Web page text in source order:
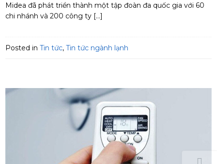
Midea đã phát triển thành một tập đoàn đa quốc gia với 60
chi nhánh và 200 công ty […]
Posted in Tin tức, Tin tức ngành lạnh